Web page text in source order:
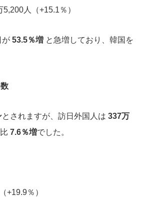
人（+15.1％）
が 53.5％増 と急増しており、韓国を
とされますが、訪日外国人は 337万
7.6％増でした。
+19.9％）